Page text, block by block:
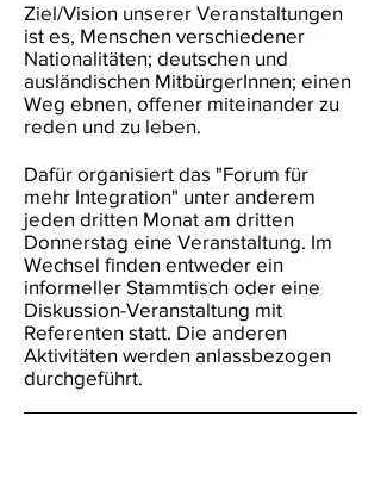
Ziel/Vision unserer Veranstaltungen
ist es, Menschen verschiedener
Nationalitäten; deutschen und
ausländischen MitbürgerInnen; einen
Weg ebnen, offener miteinander zu
reden und zu leben.
Dafür organisiert das "Forum für
mehr Integration" unter anderem
jeden dritten Monat am dritten
Donnerstag eine Veranstaltung. Im
Wechsel finden entweder ein
informeller Stammtisch oder eine
Diskussion-Veranstaltung mit
Referenten statt. Die anderen
Aktivitäten werden anlassbezogen
durchgeführt.